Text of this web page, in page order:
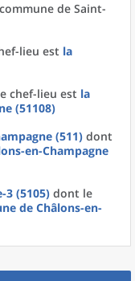
commune de Saint-
lieu est la
chef-lieu est la
(51108)
(511) dont
en-Champagne
3 (5105) dont le
de Châlons-en-